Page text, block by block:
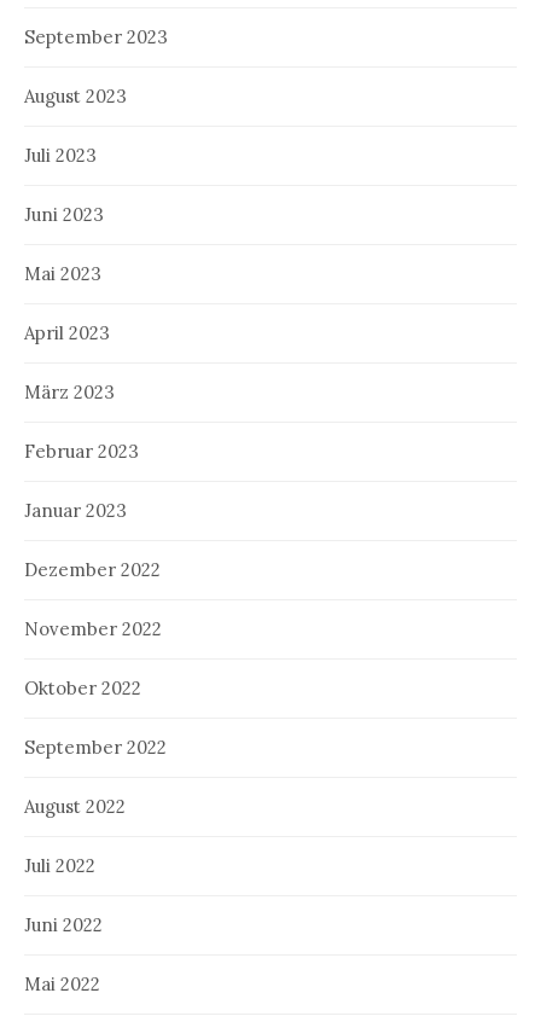
September 2023
August 2023
Juli 2023
Juni 2023
Mai 2023
April 2023
März 2023
Februar 2023
Januar 2023
Dezember 2022
November 2022
Oktober 2022
September 2022
August 2022
Juli 2022
Juni 2022
Mai 2022